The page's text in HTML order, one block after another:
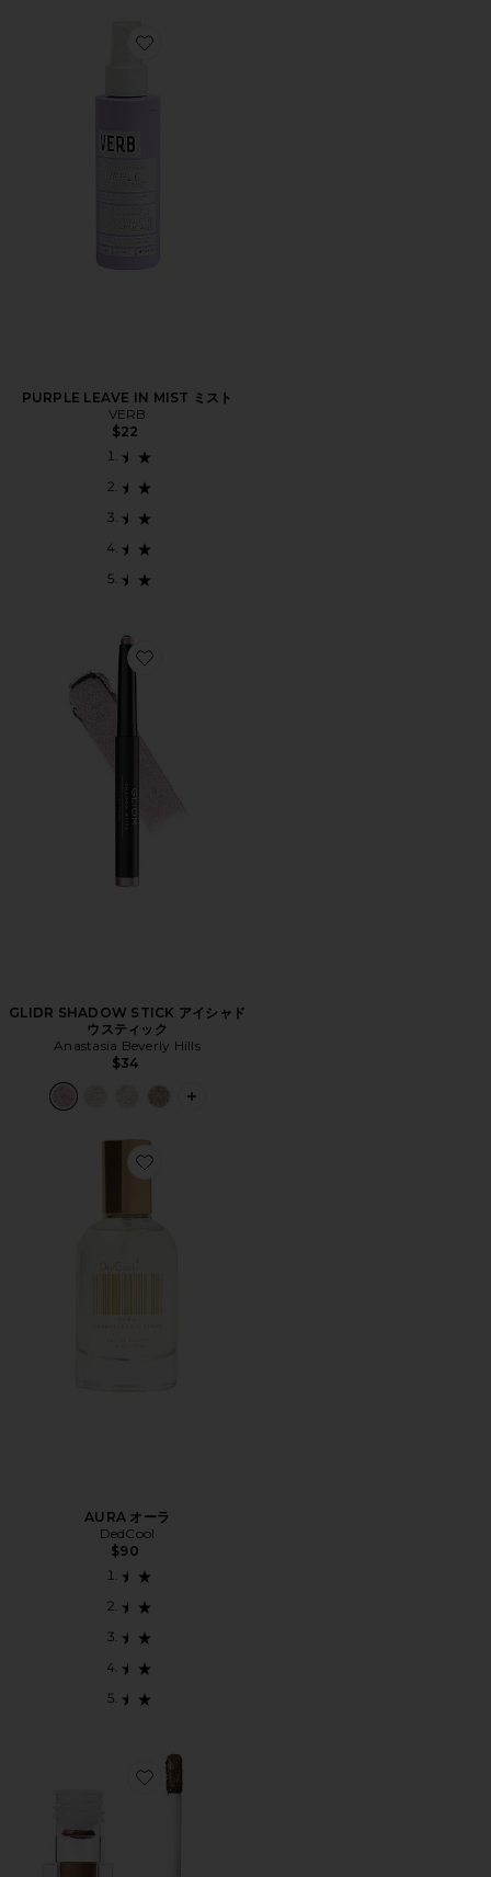
Favorite PURPLE LEAVE IN MIST ミスト
PURPLE LEAVE IN MIST ミスト
VERB
$22
Favorite GLIDR SHADOW STICK アイシャドウスティッ
GLIDR SHADOW STICK アイシャド
ウスティック
Anastasia Beverly Hills
$34
PLUS ICON TO SEE MORE OPTIONS
Favorite AURA オーラ
AURA オーラ
DedCool
$90
Favorite PARIS LIGHTS アイシャドウ